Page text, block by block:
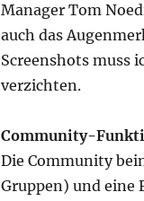
Manager Tom
auch das
Screenshots muss
verzichten.
Community-
Die Community
Gruppen) und eine